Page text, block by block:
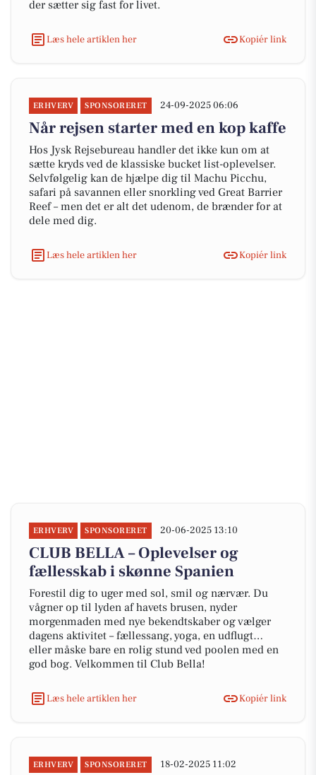
der sætter sig fast for livet.
Læs hele artiklen her Kopiér link
ERHVERV SPONSORERET 24-09-2025 06:06
Når rejsen starter med en kop kaffe
Hos Jysk Rejsebureau handler det ikke kun om at
sætte kryds ved de klassiske bucket list-oplevelser.
Selvfølgelig kan de hjælpe dig til Machu Picchu,
safari på savannen eller snorkling ved Great Barrier
Reef – men det er alt det udenom, de brænder for at
dele med dig.
Læs hele artiklen her Kopiér link
ERHVERV SPONSORERET 20-06-2025 13:10
CLUB BELLA – Oplevelser og
fællesskab i skønne Spanien
Forestil dig to uger med sol, smil og nærvær. Du
vågner op til lyden af havets brusen, nyder
morgenmaden med nye bekendtskaber og vælger
dagens aktivitet – fællessang, yoga, en udflugt…
eller måske bare en rolig stund ved poolen med en
god bog. Velkommen til Club Bella!
Læs hele artiklen her Kopiér link
ERHVERV SPONSORERET 18-02-2025 11:02